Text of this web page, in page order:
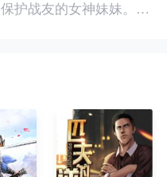
雇佣兵王陈扬回归都市，只为保护战友的女神妹妹。繁华都市里，陈扬如鱼得水，，逍遥自在。